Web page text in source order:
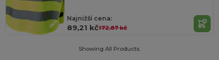
Najnižší cena:
89,21 kč172,87 kč
Showing All Products.